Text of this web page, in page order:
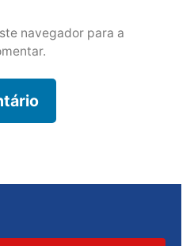
navegador para a